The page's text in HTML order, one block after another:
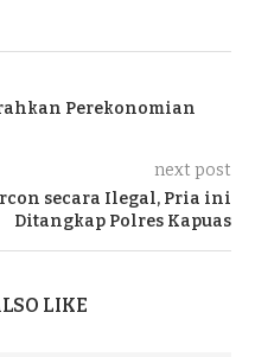
Perekonomian
next post
secara Ilegal, Pria ini
Ditangkap Polres Kapuas
LIKE